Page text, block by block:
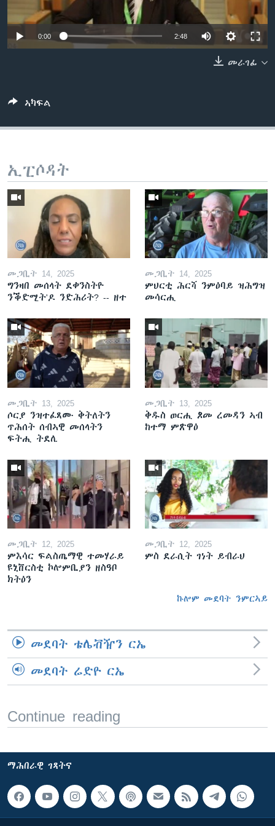
ቂሔ ጽልሚ
ቋንቋታት
0:00 2:48
መራገፊ
ኣካፍል
ኢፒሶዳት
መጋቢት 14, 2025
ግንዛበ መሰላት ደቀንስትዮ
ንቕድሚት'ዶ ንድሕሪት? -- ዘተ
መጋቢት 14, 2025
ምህርቲ ሕርሻ ንምዕባይ ዝሕግዝ
መሳርሒ
መጋቢት 13, 2025
ሶርያ ንዝተፈጸሙ ቅትለትን
ጥሕሰት ሰብኣዊ መሰላትን
ፍትሒ ትደሊ
መጋቢት 13, 2025
ቅዱስ ወርሒ ጾመ ረመዳን ኣብ
ከተማ ምጽዋዕ
መጋቢት 12, 2025
ምእሳር ፍልስጤማዊ ተመሃራይ
ዩኒቨርስቲ ኮሎምቢያን ዘስዓቦ
ክትዕን
መጋቢት 12, 2025
ምስ ደራሲት ገነት ይብራህ
ኩሎም መደባት ንምርኣይ
መደባት ቴሌቭዥን ርኤ
መደባት ሬድዮ ርኤ
Continue reading
ማሕበራዊ ገጻትና